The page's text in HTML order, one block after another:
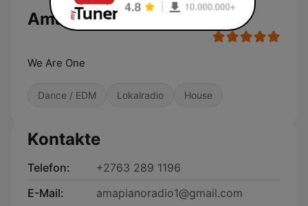
Amapiano One
We Are One
Dance / EDM Lokalradio House
Kontakte
Telefon:
+2763 289 1196
E-Mail:
amapianoradio1@gmail.com